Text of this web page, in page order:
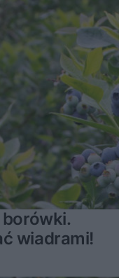
wiadrami!